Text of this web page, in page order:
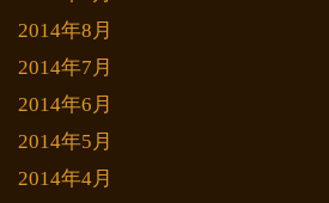
2014年8月
2014年7月
2014年6月
2014年5月
2014年4月